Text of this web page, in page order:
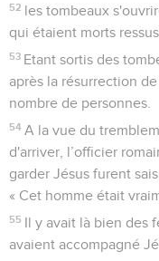
52 les tombeaux
qui étaient morts
53 Etant sortis des
après la résurrection
nombre de personnes.
54 A la vue du
d'arriver, l’officier
garder Jésus furent
« Cet homme était
55 Il y avait là bien des
avaient accompagné